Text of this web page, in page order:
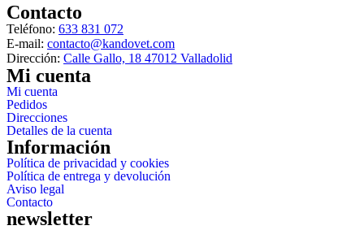
producto
Contacto
Teléfono: 633 831 072
E-mail: contacto@kandovet.com
Dirección: Calle Gallo, 18 47012 Valladolid
Mi cuenta
Mi cuenta
Pedidos
Direcciones
Detalles de la cuenta
Información
Política de privacidad y cookies
Política de entrega y devolución
Aviso legal
Contacto
newsletter